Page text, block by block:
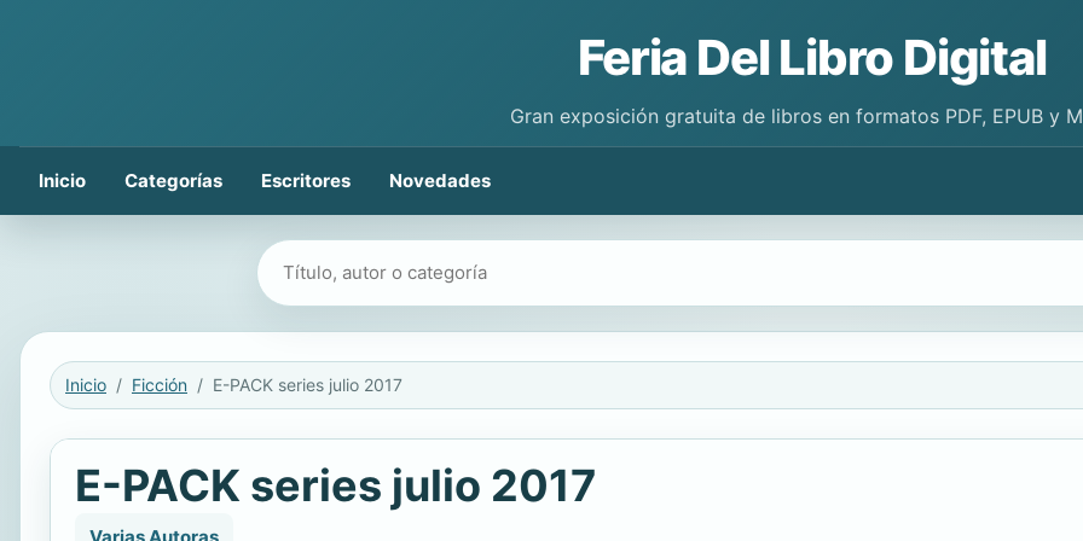
Feria Del Libro Digital
Gran exposición gratuita de libros en formatos PDF, EPUB y
Inicio Categorías Escritores Novedades
Buscar libros
Inicio Ficción E-PACK series julio 2017
E-PACK series julio 2017